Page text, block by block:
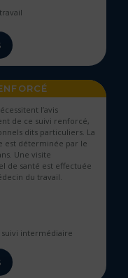
l’avis
de ce suivi renforcé,
dits particuliers. La
est déterminée par le
Une visite
de santé est effectuée
du travail.
suivi intermédiaire